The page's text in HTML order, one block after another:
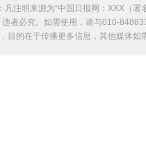
凡注明来源为“中国日报网：XXX（
者必究。如需使用，请与010-
目的在于传播更多信息，其他媒体